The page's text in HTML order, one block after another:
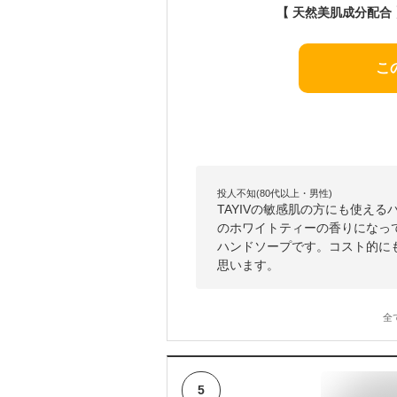
こ
投人不知(80代以上・男性)
TAYIVの敏感肌の方にも使える
のホワイトティーの香りにな
ハンドソープです。コスト的
思います。
全
5